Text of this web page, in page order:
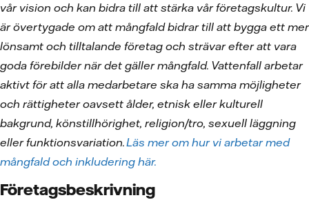
vår vision och kan bidra till att stärka vår företagskultur. Vi
är övertygade om att mångfald bidrar till att bygga ett mer
lönsamt och tilltalande företag och strävar efter att vara
goda förebilder när det gäller mångfald. Vattenfall arbetar
aktivt för att alla medarbetare ska ha samma möjligheter
och rättigheter oavsett ålder, etnisk eller kulturell
bakgrund, könstillhörighet, religion/tro, sexuell läggning
eller funktionsvariation.Läs mer om hur vi arbetar med
mångfald och inkludering här.
Företagsbeskrivning